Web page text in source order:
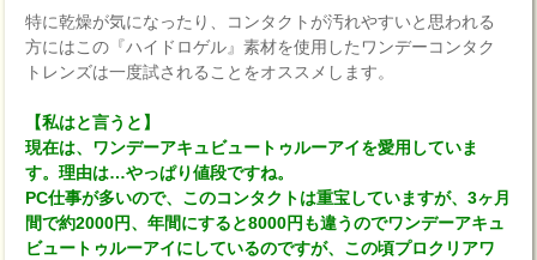
特に乾燥が気になったり、コンタクトが汚れやすいと思われる
方にはこの『ハイドロゲル』素材を使用したワンデーコンタク
トレンズは一度試されることをオススメします。
【私はと言うと】
現在は、ワンデーアキュビュートゥルーアイを愛用していま
す。理由は…やっぱり値段ですね。
PC仕事が多いので、このコンタクトは重宝していますが、3ヶ月
間で約2000円、年間にすると8000円も違うのでワンデーアキュ
ビュートゥルーアイにしているのですが、この頃プロクリアワ